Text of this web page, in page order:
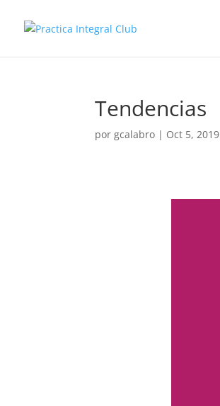
Tendencias
porgcalabro | Oct 5, 2019